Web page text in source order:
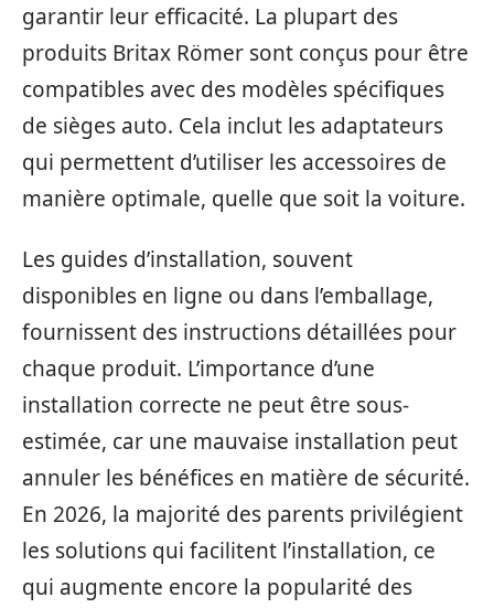
garantir leur efficacité. La plupart des
produits Britax Römer sont conçus pour être
compatibles avec des modèles spécifiques
de sièges auto. Cela inclut les adaptateurs
qui permettent d’utiliser les accessoires de
manière optimale, quelle que soit la voiture.
Les guides d’installation, souvent
disponibles en ligne ou dans l’emballage,
fournissent des instructions détaillées pour
chaque produit. L’importance d’une
installation correcte ne peut être sous-
estimée, car une mauvaise installation peut
annuler les bénéfices en matière de sécurité.
En 2026, la majorité des parents privilégient
les solutions qui facilitent l’installation, ce
qui augmente encore la popularité des